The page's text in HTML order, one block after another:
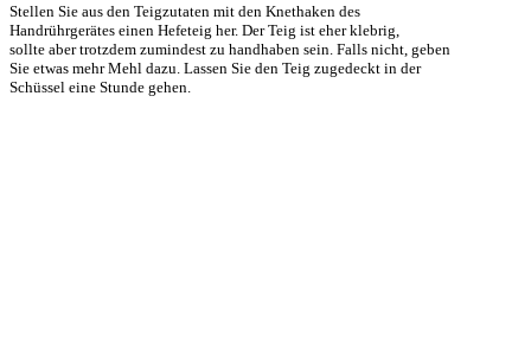
Stellen Sie aus den Teigzutaten mit den Knethaken des
Handrührgerätes einen Hefeteig her. Der Teig ist eher klebrig,
sollte aber trotzdem zumindest zu handhaben sein. Falls nicht, geben
Sie etwas mehr Mehl dazu. Lassen Sie den Teig zugedeckt in der
Schüssel eine Stunde gehen.